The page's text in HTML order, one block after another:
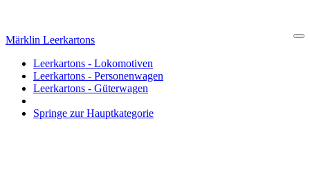
Märklin Leerkartons
Leerkartons - Lokomotiven
Leerkartons - Personenwagen
Leerkartons - Güterwagen
Springe zur Hauptkategorie